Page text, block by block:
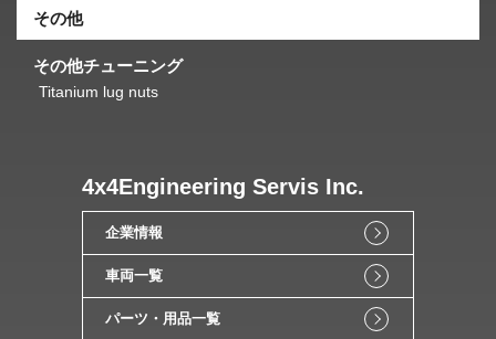
その他
その他チューニング
Titanium lug nuts
4x4Engineering Servis Inc.
企業情報
車両一覧
パーツ・用品一覧